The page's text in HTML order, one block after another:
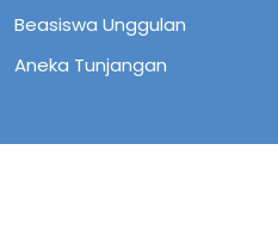
Beasiswa Unggulan
Aneka Tunjangan